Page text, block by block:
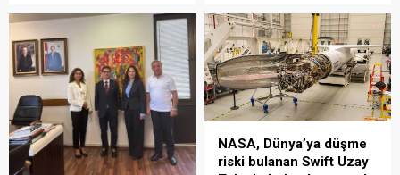
madalya kazanarak önemli
bir başarı elde etti. 12–14
yaş grubunda 43 kilo
kategorisinde yarışan
Uygun, uluslararası
grappling turnuvasında
bronz madalyanın sahibi
oldu. İlk turda Fransa’dan...
eyaletinde bulunan
Weissenburg kenti
bölgesindeki tarihi Wülzburg
Kalesi’nde 7 yaşındaki bir
çocuk, yaklaşık 4 metre
derinliğindeki su dolu
tehlikesi atlattı. Çocuk, olay
yerinde bulunan 49
NASA, Dünya’ya düşme
riski bulanan Swift Uzay